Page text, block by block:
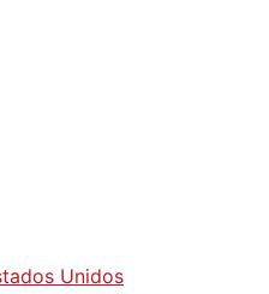
Unidos